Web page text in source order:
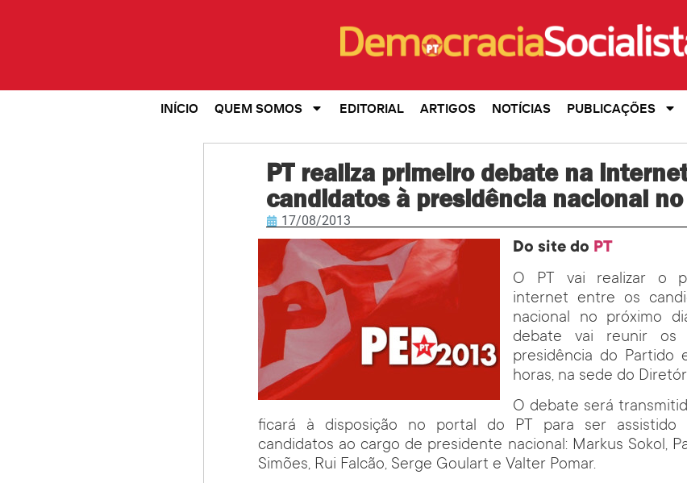
INÍCIO QUEM SOMOS EDITORIAL ARTIGOS NOTÍCIAS PUBLICAÇÕES
PT realiza primeiro debate na
candidatos à presidência nacional
17/08/2013
Do site do PT
O PT vai realizar o
internet entre os
nacional no próximo
debate vai reunir os
presidência do Partido
horas, na sede do
O debate será
ficará à disposição no portal do PT para ser assistido
candidatos ao cargo de presidente nacional: Markus Sokol,
Simões, Rui Falcão, Serge Goulart e Valter Pomar.